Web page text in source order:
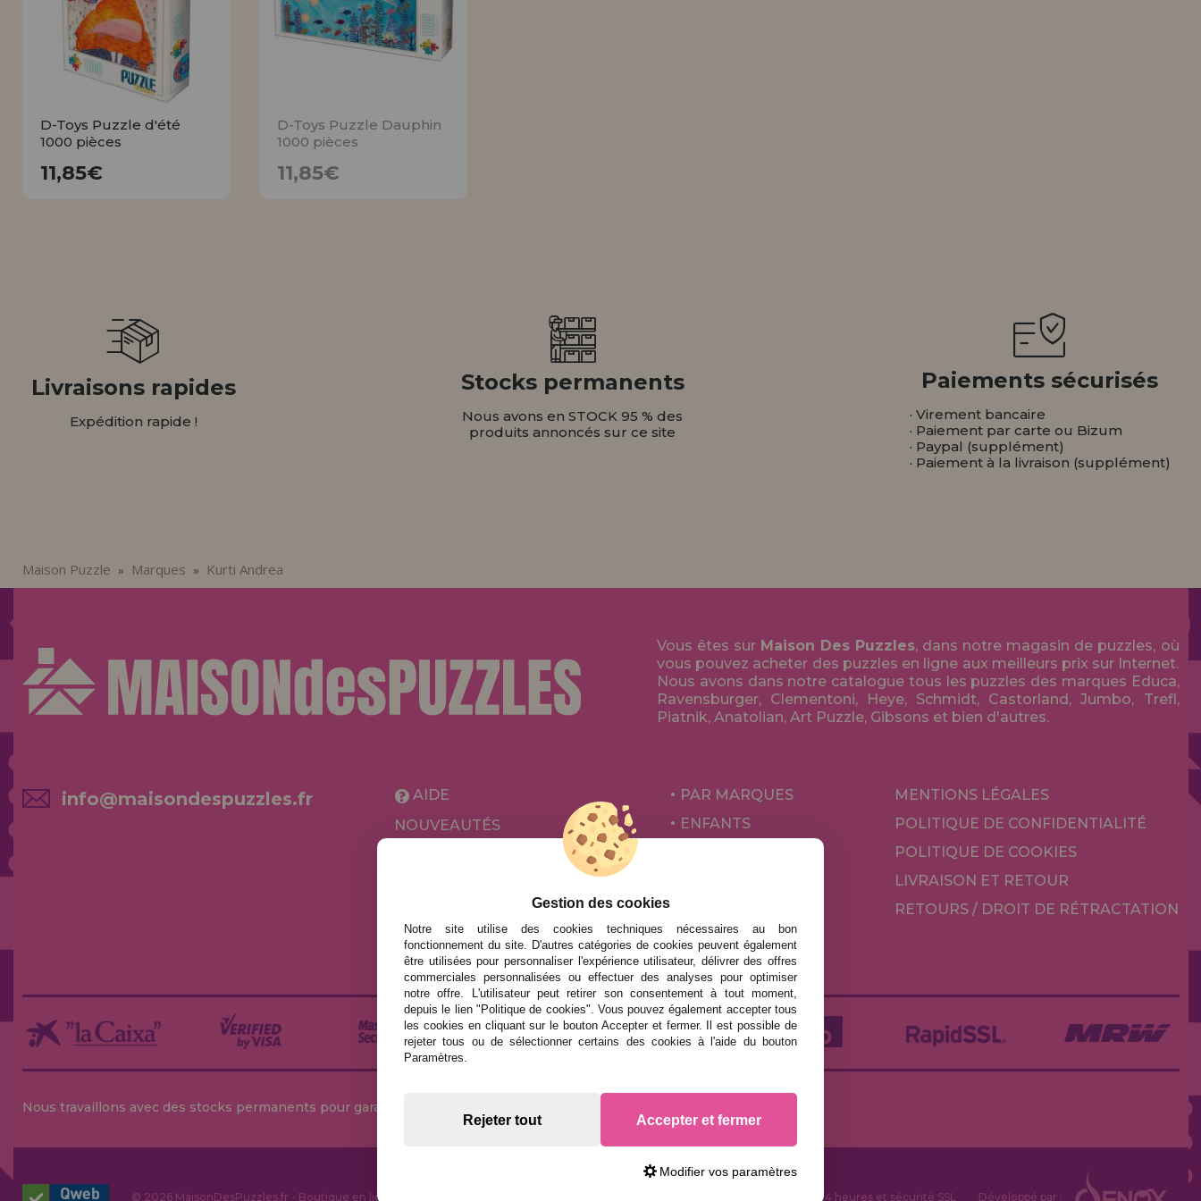
INFORMATION
info@maisondespuzzles.fr
Allez-y! Nous vous attendions.
NOUVEAU CLIENT
D-Toys Puzzle d'été
1000 pièces
11,85€
D-Toys Puzzle Dauphin
1000 pièces
11,85€
Livraisons rapides
Expédition rapide !
Stocks permanents
Nous avons en STOCK 95 % des
produits annoncés sur ce site
Paiements sécurisés
· Virement bancaire
· Paiement par carte ou Bizum
· Paypal (supplément)
· Paiement à la livraison (supplément)
Maison Puzzle » Marques » Kurti Andrea
Vous êtes sur Maison Des Puzzles, dans notre magasin de puzzles, où
vous pouvez acheter des puzzles en ligne aux meilleurs prix sur Internet.
Nous avons dans notre catalogue tous les puzzles des marques Educa,
Ravensburger, Clementoni, Heye, Schmidt, Castorland, Jumbo, Trefl,
Piatnik, Anatolian, Art Puzzle, Gibsons et bien d'autres.
info@maisondespuzzles.fr
AIDE
NOUVEAUTÉS
PROMOTIONS ET OFFRES
PAR MARQUES
ENFANTS
JEUX DE SOCIÉTÉ
MENTIONS LÉGALES
POLITIQUE DE CONFIDENTIALITÉ
POLITIQUE DE COOKIES
LIVRAISON ET RETOUR
RETOURS / DROIT DE RÉTRACTATION
Nous travaillons avec des stocks permanents pour garantir des livraisons rapides
© 2026 MaisonDesPuzzles.fr - Boutique en ligne pour acheter des Puzzles et des Casse-têtes sur Internet. Livraison rapide en 24 heures et sécurité SSL Développé par :
Gestion des cookies
Notre site utilise des cookies techniques nécessaires au bon
fonctionnement du site. D'autres catégories de cookies peuvent également
être utilisées pour personnaliser l'expérience utilisateur, délivrer des offres
commerciales personnalisées ou effectuer des analyses pour optimiser
notre offre. L'utilisateur peut retirer son consentement à tout moment,
depuis le lien "Politique de cookies". Vous pouvez également accepter tous
les cookies en cliquant sur le bouton Accepter et fermer. Il est possible de
rejeter tous ou de sélectionner certains des cookies à l'aide du bouton
Paramètres.
Rejeter tout Accepter et fermer
Modifier vos paramètres